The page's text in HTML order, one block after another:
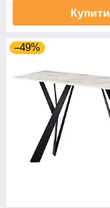
Купити
–49%